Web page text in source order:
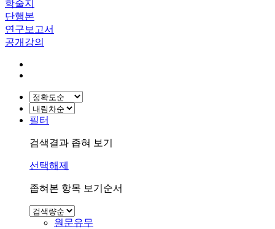
학술지
단행본
연구보고서
공개강의
필터
검색결과 좁혀 보기
선택해제
좁혀본 항목 보기순서
원문유무